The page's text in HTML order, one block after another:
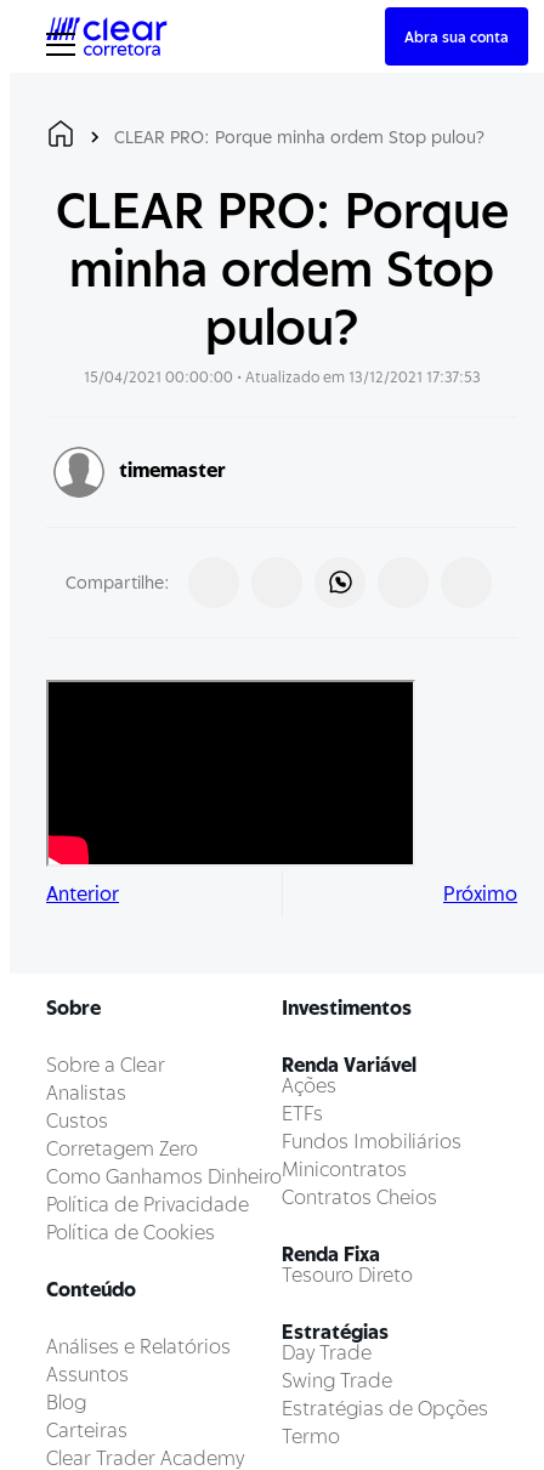
content
Abra sua conta
CLEAR PRO: Porque minha ordem Stop pulou?
CLEAR PRO: Porque
minha ordem Stop
pulou?
15/04/2021 00:00:00 • Atualizado em 13/12/2021 17:37:53
timemaster
Compartilhe:
Anterior Próximo
Sobre
Sobre a Clear
Analistas
Custos
Corretagem Zero
Como Ganhamos Dinheiro
Política de Privacidade
Política de Cookies
Conteúdo
Análises e Relatórios
Assuntos
Blog
Carteiras
Clear Trader Academy
Investimentos
Renda Variável
Ações
ETFs
Fundos Imobiliários
Minicontratos
Contratos Cheios
Renda Fixa
Tesouro Direto
Estratégias
Day Trade
Swing Trade
Estratégias de Opções
Termo